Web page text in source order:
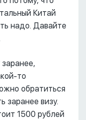
Китай
надо. Давайте
заранее,
то
обратиться
заранее визу.
1500 рублей